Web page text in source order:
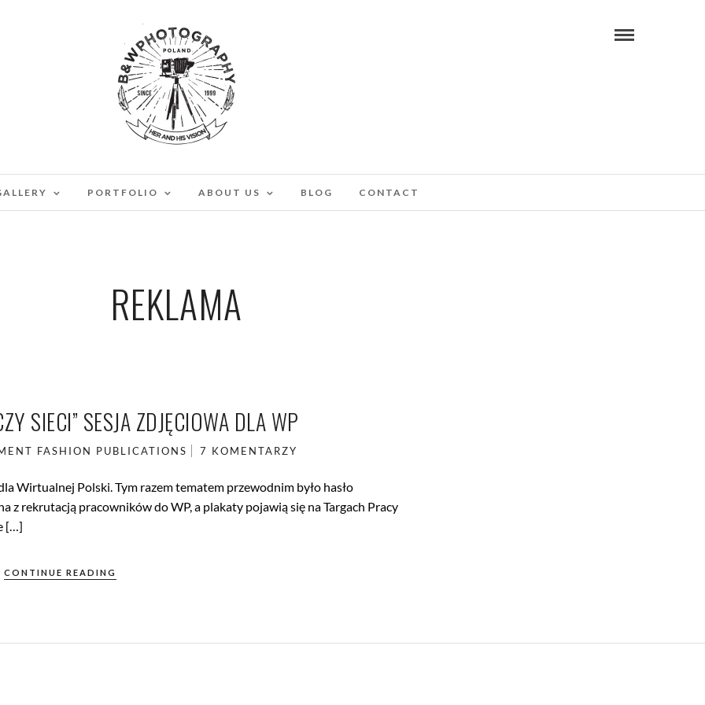
PORTFOLIO ABOUT US BLOG CONTACT
REKLAMA
SIECI” SESJA ZDJĘCIOWA DLA WP
FASHION PUBLICATIONS 7 KOMENTARZY
Wirtualnej Polski. Tym razem tematem przewodnim było hasło
z rekrutacją pracowników do WP, a plakaty pojawią się na Targach Pracy
[…]
CONTINUE READING